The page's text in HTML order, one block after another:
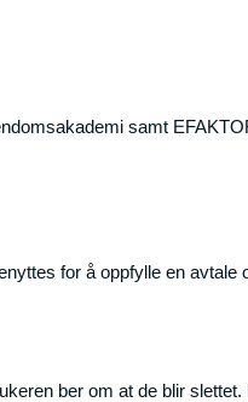
samt
for å oppfylle en avtale
ber om at de blir